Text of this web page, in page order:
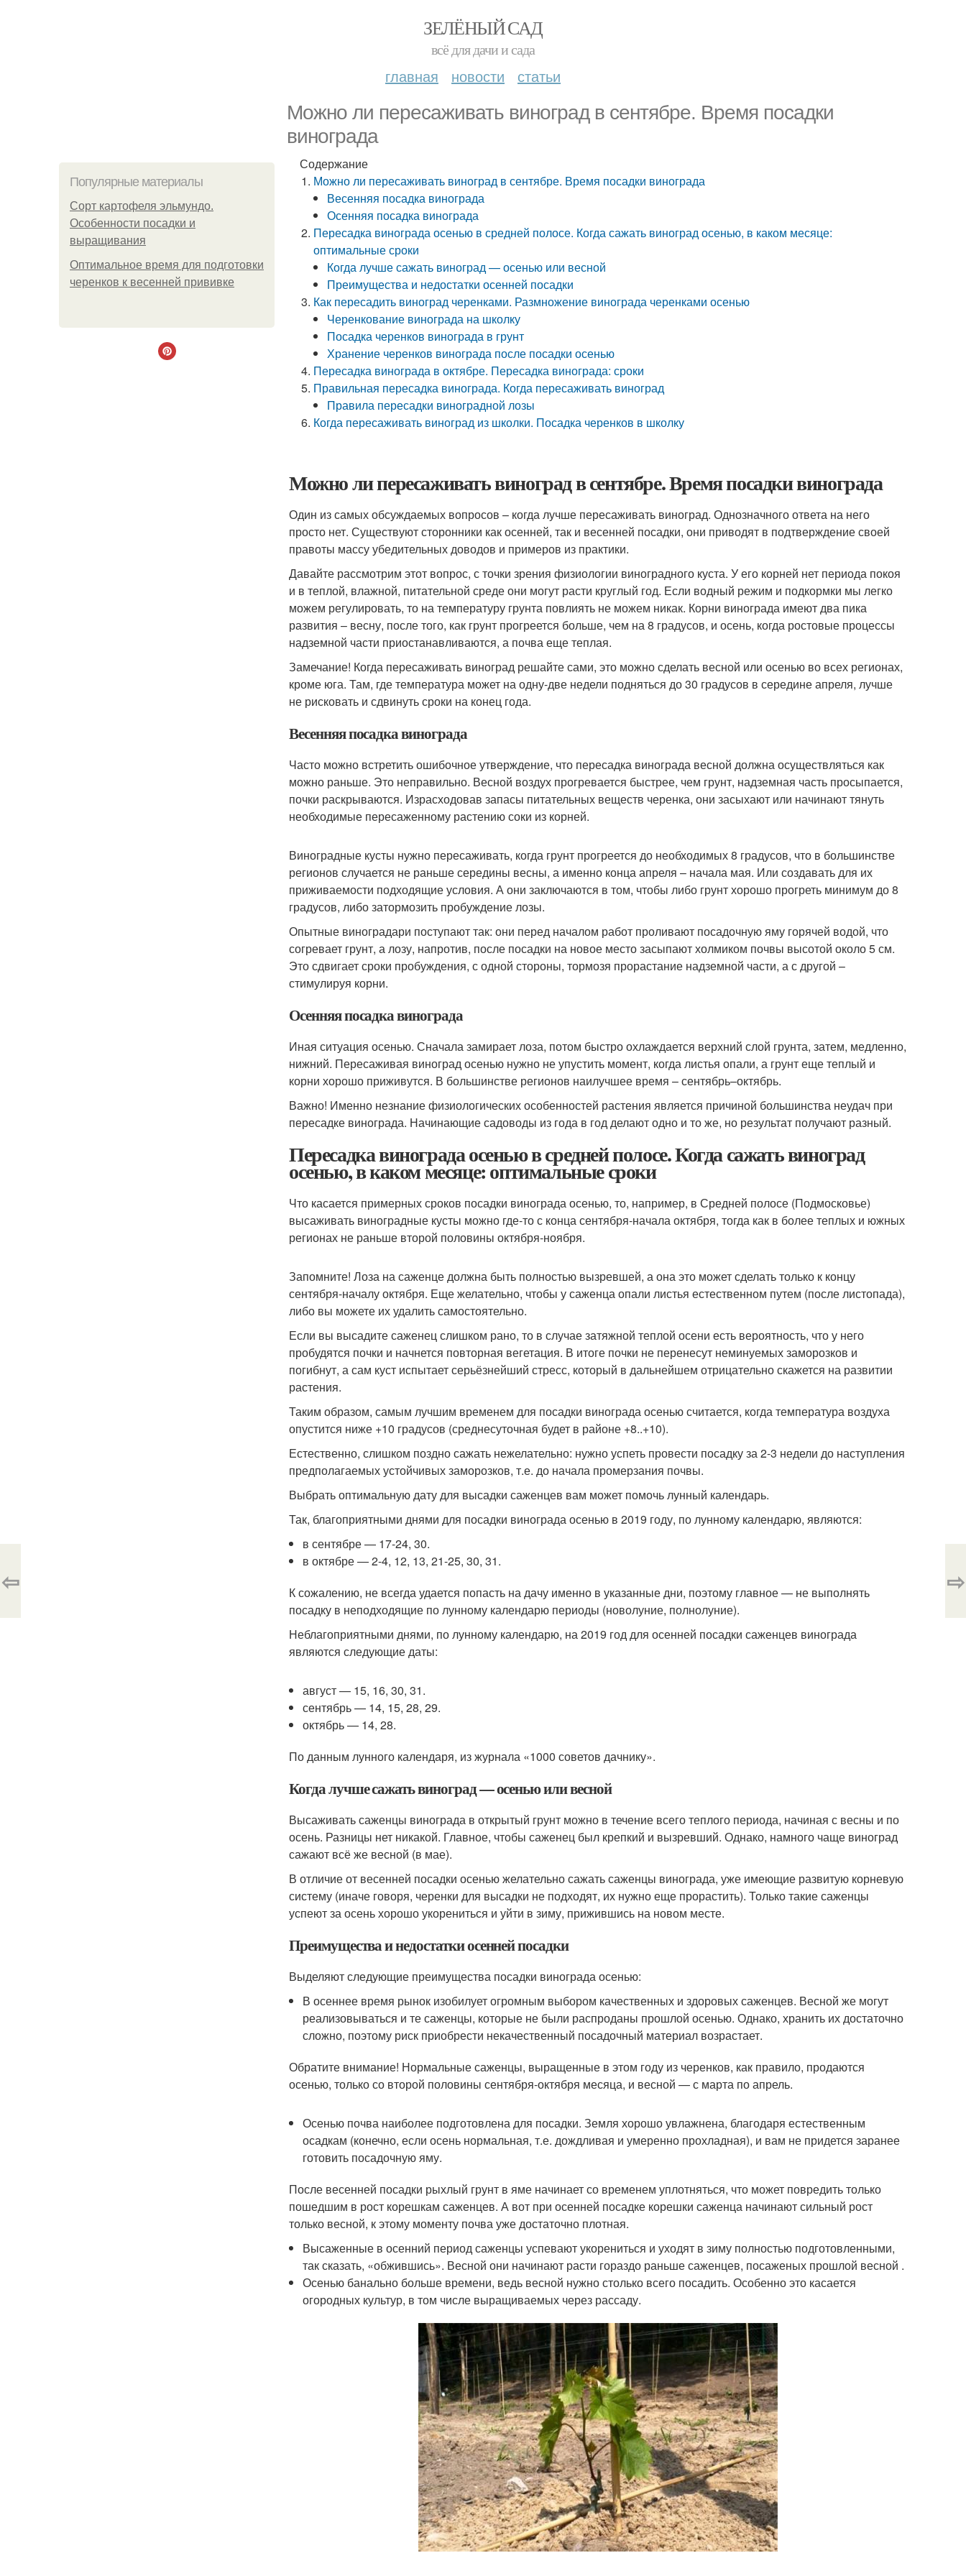
ЗЕЛЁНЫЙ САД
всё для дачи и сада
главная новости статьи
Можно ли пересаживать виноград в сентябре. Время посадки
винограда
Популярные материалы
Сорт картофеля эльмундо.
Особенности посадки и
выращивания
Оптимальное время для подготовки
черенков к весенней прививке
Содержание
Можно ли пересаживать виноград в сентябре. Время посадки винограда
Весенняя посадка винограда
Осенняя посадка винограда
Пересадка винограда осенью в средней полосе. Когда сажать виноград осенью, в каком месяце:
оптимальные сроки
Когда лучше сажать виноград — осенью или весной
Преимущества и недостатки осенней посадки
Как пересадить виноград черенками. Размножение винограда черенками осенью
Черенкование винограда на школку
Посадка черенков винограда в грунт
Хранение черенков винограда после посадки осенью
Пересадка винограда в октябре. Пересадка винограда: сроки
Правильная пересадка винограда. Когда пересаживать виноград
Правила пересадки виноградной лозы
Когда пересаживать виноград из школки. Посадка черенков в школку
Можно ли пересаживать виноград в сентябре. Время посадки винограда
Один из самых обсуждаемых вопросов – когда лучше пересаживать виноград. Однозначного ответа на него
просто нет. Существуют сторонники как осенней, так и весенней посадки, они приводят в подтверждение своей
правоты массу убедительных доводов и примеров из практики.
Давайте рассмотрим этот вопрос, с точки зрения физиологии виноградного куста. У его корней нет периода покоя
и в теплой, влажной, питательной среде они могут расти круглый год. Если водный режим и подкормки мы легко
можем регулировать, то на температуру грунта повлиять не можем никак. Корни винограда имеют два пика
развития – весну, после того, как грунт прогреется больше, чем на 8 градусов, и осень, когда ростовые процессы
надземной части приостанавливаются, а почва еще теплая.
Замечание! Когда пересаживать виноград решайте сами, это можно сделать весной или осенью во всех регионах,
кроме юга. Там, где температура может на одну-две недели подняться до 30 градусов в середине апреля, лучше
не рисковать и сдвинуть сроки на конец года.
Весенняя посадка винограда
Часто можно встретить ошибочное утверждение, что пересадка винограда весной должна осуществляться как
можно раньше. Это неправильно. Весной воздух прогревается быстрее, чем грунт, надземная часть просыпается,
почки раскрываются. Израсходовав запасы питательных веществ черенка, они засыхают или начинают тянуть
необходимые пересаженному растению соки из корней.
Виноградные кусты нужно пересаживать, когда грунт прогреется до необходимых 8 градусов, что в большинстве
регионов случается не раньше середины весны, а именно конца апреля – начала мая. Или создавать для их
приживаемости подходящие условия. А они заключаются в том, чтобы либо грунт хорошо прогреть минимум до 8
градусов, либо затормозить пробуждение лозы.
Опытные виноградари поступают так: они перед началом работ проливают посадочную яму горячей водой, что
согревает грунт, а лозу, напротив, после посадки на новое место засыпают холмиком почвы высотой около 5 см.
Это сдвигает сроки пробуждения, с одной стороны, тормозя прорастание надземной части, а с другой –
стимулируя корни.
Осенняя посадка винограда
Иная ситуация осенью. Сначала замирает лоза, потом быстро охлаждается верхний слой грунта, затем, медленно,
нижний. Пересаживая виноград осенью нужно не упустить момент, когда листья опали, а грунт еще теплый и
корни хорошо приживутся. В большинстве регионов наилучшее время – сентябрь–октябрь.
Важно! Именно незнание физиологических особенностей растения является причиной большинства неудач при
пересадке винограда. Начинающие садоводы из года в год делают одно и то же, но результат получают разный.
Пересадка винограда осенью в средней полосе. Когда сажать виноград
осенью, в каком месяце: оптимальные сроки
Что касается примерных сроков посадки винограда осенью, то, например, в Средней полосе (Подмосковье)
высаживать виноградные кусты можно где-то с конца сентября-начала октября, тогда как в более теплых и южных
регионах не раньше второй половины октября-ноября.
Запомните! Лоза на саженце должна быть полностью вызревшей, а она это может сделать только к концу
сентября-началу октября. Еще желательно, чтобы у саженца опали листья естественном путем (после листопада),
либо вы можете их удалить самостоятельно.
Если вы высадите саженец слишком рано, то в случае затяжной теплой осени есть вероятность, что у него
пробудятся почки и начнется повторная вегетация. В итоге почки не перенесут неминуемых заморозков и
погибнут, а сам куст испытает серьёзнейший стресс, который в дальнейшем отрицательно скажется на развитии
растения.
Таким образом, самым лучшим временем для посадки винограда осенью считается, когда температура воздуха
опустится ниже +10 градусов (среднесуточная будет в районе +8..+10).
Естественно, слишком поздно сажать нежелательно: нужно успеть провести посадку за 2-3 недели до наступления
предполагаемых устойчивых заморозков, т.е. до начала промерзания почвы.
Выбрать оптимальную дату для высадки саженцев вам может помочь лунный календарь.
Так, благоприятными днями для посадки винограда осенью в 2019 году, по лунному календарю, являются:
в сентябре — 17-24, 30.
в октябре — 2-4, 12, 13, 21-25, 30, 31.
К сожалению, не всегда удается попасть на дачу именно в указанные дни, поэтому главное — не выполнять
посадку в неподходящие по лунному календарю периоды (новолуние, полнолуние).
Неблагоприятными днями, по лунному календарю, на 2019 год для осенней посадки саженцев винограда
являются следующие даты:
август — 15, 16, 30, 31.
сентябрь — 14, 15, 28, 29.
октябрь — 14, 28.
По данным лунного календаря, из журнала «1000 советов дачнику».
Когда лучше сажать виноград — осенью или весной
Высаживать саженцы винограда в открытый грунт можно в течение всего теплого периода, начиная с весны и по
осень. Разницы нет никакой. Главное, чтобы саженец был крепкий и вызревший. Однако, намного чаще виноград
сажают всё же весной (в мае).
В отличие от весенней посадки осенью желательно сажать саженцы винограда, уже имеющие развитую корневую
систему (иначе говоря, черенки для высадки не подходят, их нужно еще прорастить). Только такие саженцы
успеют за осень хорошо укорениться и уйти в зиму, прижившись на новом месте.
Преимущества и недостатки осенней посадки
Выделяют следующие преимущества посадки винограда осенью:
В осеннее время рынок изобилует огромным выбором качественных и здоровых саженцев. Весной же могут
реализовываться и те саженцы, которые не были распроданы прошлой осенью. Однако, хранить их достаточно
сложно, поэтому риск приобрести некачественный посадочный материал возрастает.
Обратите внимание! Нормальные саженцы, выращенные в этом году из черенков, как правило, продаются
осенью, только со второй половины сентября-октября месяца, и весной — с марта по апрель.
Осенью почва наиболее подготовлена для посадки. Земля хорошо увлажнена, благодаря естественным
осадкам (конечно, если осень нормальная, т.е. дождливая и умеренно прохладная), и вам не придется заранее
готовить посадочную яму.
После весенней посадки рыхлый грунт в яме начинает со временем уплотняться, что может повредить только
пошедшим в рост корешкам саженцев. А вот при осенней посадке корешки саженца начинают сильный рост
только весной, к этому моменту почва уже достаточно плотная.
Высаженные в осенний период саженцы успевают укорениться и уходят в зиму полностью подготовленными,
так сказать, «обжившись». Весной они начинают расти гораздо раньше саженцев, посаженых прошлой весной .
Осенью банально больше времени, ведь весной нужно столько всего посадить. Особенно это касается
огородных культур, в том числе выращиваемых через рассаду.
⇦ ⇨